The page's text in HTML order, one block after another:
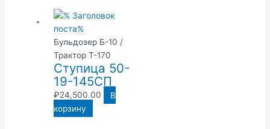
Бульдозер Б-10 /
Трактор Т-170
Ступица 50-
19-145СП
₽24,500.00
В
корзину